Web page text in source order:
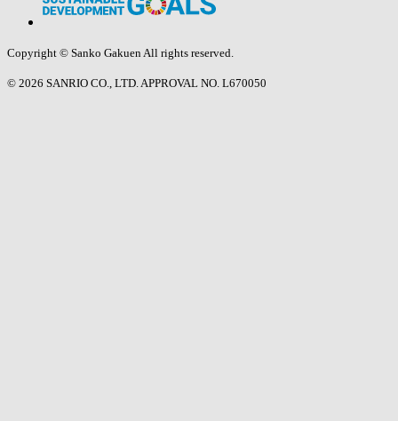
Copyright © Sanko Gakuen All rights reserved.
© 2026 SANRIO CO., LTD. APPROVAL NO. L670050